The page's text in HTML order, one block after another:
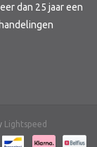
dan 25 jaar een
Lightspeed